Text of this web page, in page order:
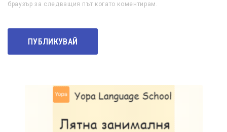
браузър за следващия път когато коментирам.